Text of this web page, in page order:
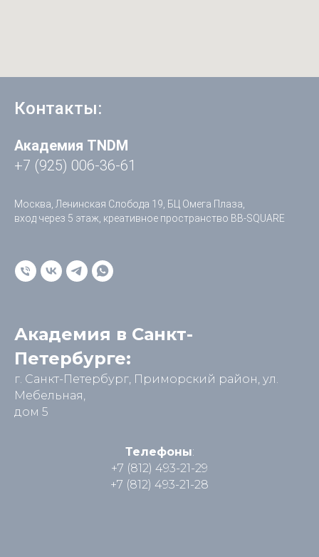
Контакты:
Академия TNDM
+7 (925) 006-36-61
Москва, Ленинская Слобода 19, БЦ Омега Плаза,
вход через 5 этаж, креативное пространство BB-SQUARE
Академия в Санкт-
Петербурге:
г. Санкт-Петербург, Приморский район, ул.
Мебельная,
дом 5
Телефоны:
+7 (812) 493-21-29
+7 (812) 493-21-28